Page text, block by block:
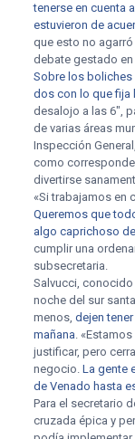
tenerse en cuenta
estuvieron de
que esto no
debate gestado
Sobre los
dos con lo que fija
desalojo a las 6″,
de varias áreas
Inspección
como
divertirse
«Si trabajamos en
Queremos que
algo caprichoso
cumplir una
subsecretaria.
Salvucci,
noche del sur
menos, dejen
mañana.
justificar, pero
negocio. La gente
de Venado hasta
Para el secretario
cruzada épica y